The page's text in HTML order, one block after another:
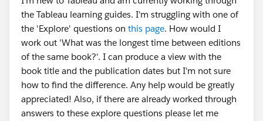
the Tableau learning guides. I'm struggling with one of
the 'Explore' questions on this page. How would I
work out 'What was the longest time between editions
of the same book?'. I can produce a view with the
book title and the publication dates but I'm not sure
how to find the difference. Any help would be greatly
appreciated! Also, if there are already worked through
answers to these explore questions please let me